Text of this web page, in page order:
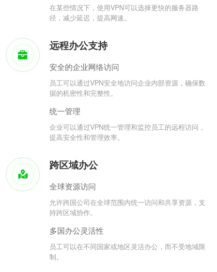
在某些情况下，使用VPN可以选择更快的服务器路
径，减少延迟，提高网速。
远程办公支持
安全的企业网络访问
员工可以通过VPN安全地访问企业内部资源，确保数
据的机密性和完整性。
统一管理
企业可以通过VPN统一管理和监控员工的远程访问，
提高安全性和管理效率。
跨区域办公
全球资源访问
允许跨国公司在全球范围内统一访问和共享资源，支
持跨区域协作。
多国办公灵活性
员工可以在不同国家或地区灵活办公，而不受地域限
制。